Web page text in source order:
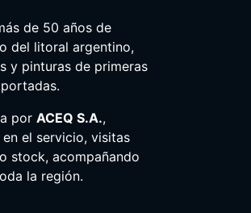
de 50 años de
del litoral argentino,
y pinturas de primeras
por ACEQ S.A.,
el servicio, visitas
stock, acompañando
la región.